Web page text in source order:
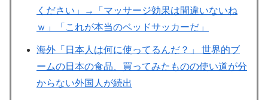
ください」→「マッサージ効果は間違いないね
ｗ」「これが本当のベッドサッカーだ」
海外「日本人は何に使ってるんだ？」 世界的ブ
ームの日本の食品、買ってみたものの使い道が分
からない外国人が続出